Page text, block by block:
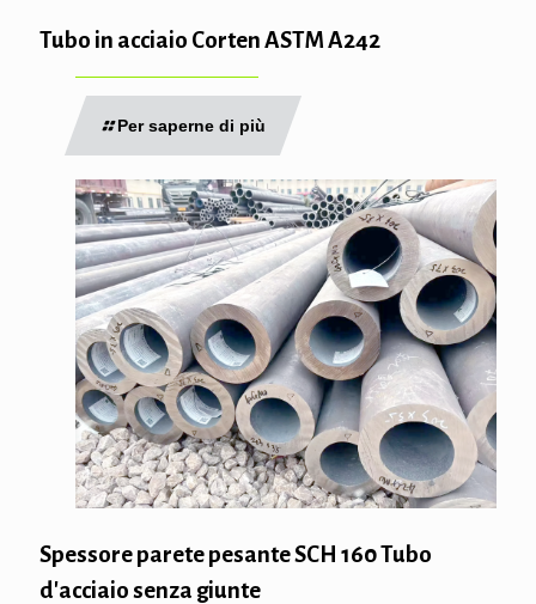
Tubo in acciaio Corten ASTM A242
Per saperne di più
Spessore parete pesante SCH 160 Tubo
d'acciaio senza giunte